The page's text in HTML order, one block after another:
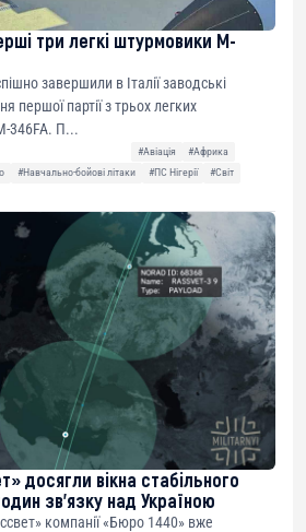
три легкі штурмовики M-
завершили в Італії заводські
першої партії з трьох легких
346FA. П...
#Авіація
#Африка
#Навчально-бойові літаки #ПС Нігерії
#Світ
досягли вікна стабільного
зв’язку над Україною
компанії «Бюро 1440» вже